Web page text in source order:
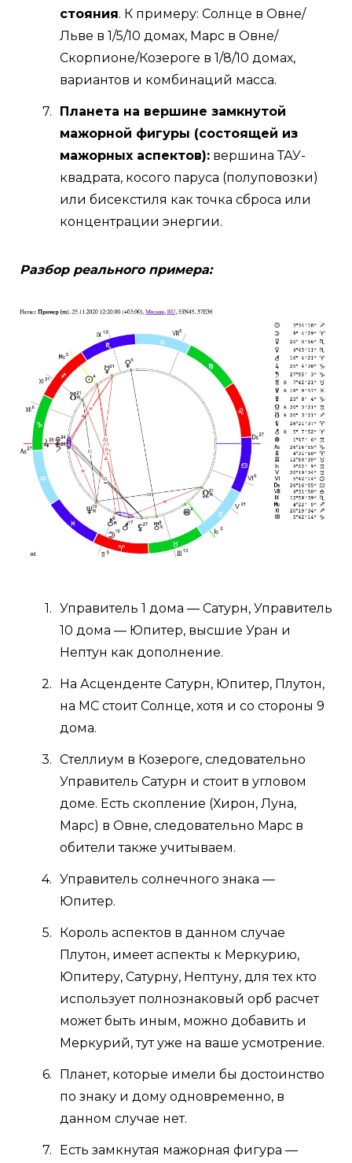
стояния. К примеру: Солнце в Овне/
Льве в 1/5/10 домах, Марс в Овне/
Скорпионе/Козероге в 1/8/10 домах,
вариантов и комбинаций масса.
Планета на вершине замкнутой
мажорной фигуры (состоящей из
мажорных аспектов): вершина ТАУ-
квадрата, косого паруса (полуповозки)
или бисекстиля как точка сброса или
концентрации энергии.
Разбор реального примера:
Управитель 1 дома — Сатурн, Управитель
10 дома — Юпитер, высшие Уран и
Нептун как дополнение.
На Асценденте Сатурн, Юпитер, Плутон,
на МС стоит Солнце, хотя и со стороны 9
дома.
Стеллиум в Козероге, следовательно
Управитель Сатурн и стоит в угловом
доме. Есть скопление (Хирон, Луна,
Марс) в Овне, следовательно Марс в
обители также учитываем.
Управитель солнечного знака —
Юпитер.
Король аспектов в данном случае
Плутон, имеет аспекты к Меркурию,
Юпитеру, Сатурну, Нептуну, для тех кто
использует полнознаковый орб расчет
может быть иным, можно добавить и
Меркурий, тут уже на ваше усмотрение.
Планет, которые имели бы достоинство
по знаку и дому одновременно, в
данном случае нет.
Есть замкнутая мажорная фигура —